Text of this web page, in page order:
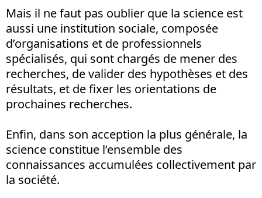
Mais il ne faut pas oublier que la science est
aussi une institution sociale, composée
d’organisations et de professionnels
spécialisés, qui sont chargés de mener des
recherches, de valider des hypothèses et des
résultats, et de fixer les orientations de
prochaines recherches.
Enfin, dans son acception la plus générale, la
science constitue l’ensemble des
connaissances accumulées collectivement par
la société.